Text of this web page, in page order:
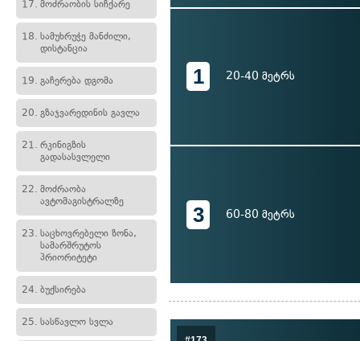
17. მოძრაობის სიჩქარე
18. სამუხრუჭე მანძილი,
დისტანცია
19. გაჩერება დგომა
20. გზაჯვარედინის გავლა
21. რკინიგზის
გადასასვლელი
22. მოძრაობა
ავტომაგისტრალზე
23. საცხოვრებელი ზონა,
სამარშრუტოს
პრიორიტეტი
24. ბუქსირება
25. სასწავლო სვლა
1 20-40 მეტრს
3 60-80 მეტრს